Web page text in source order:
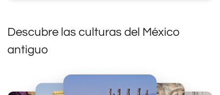
Descubre las culturas del México
antiguo